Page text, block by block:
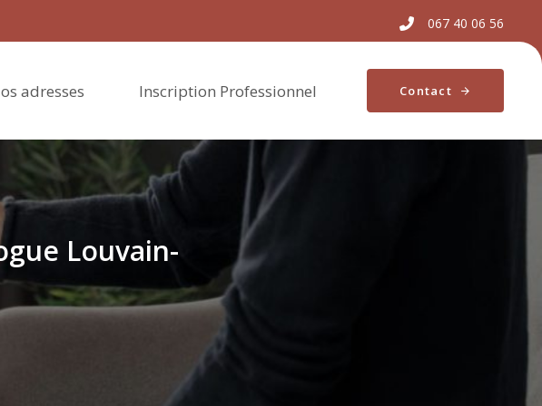
067 40 06 56
adresses Inscription Professionnel Contact
Louvain-